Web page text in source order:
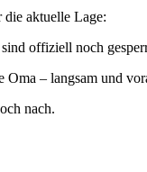
aktuelle Lage:
offiziell noch
– langsam und
nach.